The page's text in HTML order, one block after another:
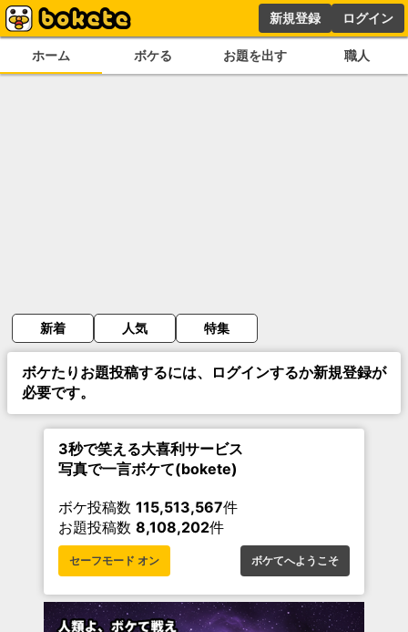
新規登録 ログイン
ホーム ボケる お題を出す 職人
新着 人気 特集
ボケたりお題投稿するには、ログインするか新規登録が
必要です。
3秒で笑える大喜利サービス
写真で一言ボケて(bokete)
ボケ投稿数 115,513,567件
お題投稿数 8,108,202件
セーフモード オン ボケてへようこそ